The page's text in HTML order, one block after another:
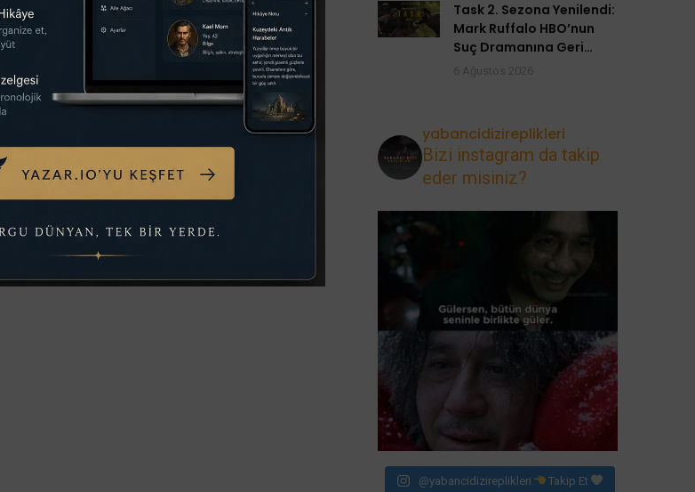
Task 2. Sezona Yenilendi:
Mark Ruffalo HBO’nun
Suç Dramanına Geri
yabancidizireplikleri
Bizi instagram da takip
eder misiniz?
@yabancidizireplikleri Takip Et